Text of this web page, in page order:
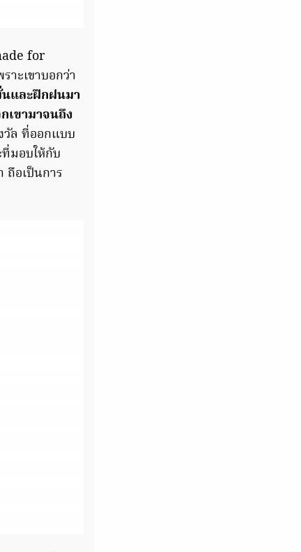
for
าะเขาบอกว่า
นและฝึกฝนมา
ขามาจนถึง
วัล ที่ออกแบบ
มอบให้กับ
อเป็นการ